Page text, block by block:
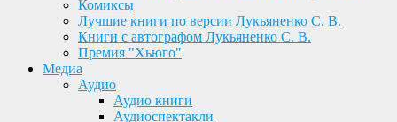
Комиксы
Лучшие книги по версии Лукьяненко С. В.
Книги с автографом Лукьяненко С. В.
Премия "Хьюго"
Медиа
Аудио
Аудио книги
Аудиоспектакли